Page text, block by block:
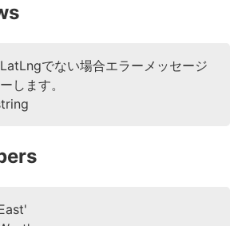
でない場合エラーメッセージ
します。